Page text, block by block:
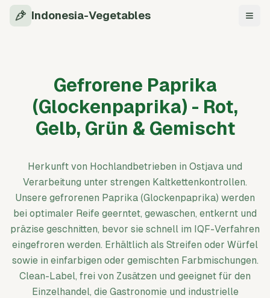
Indonesia-Vegetables
Gefrorene Paprika
(Glockenpaprika) - Rot,
Gelb, Grün & Gemischt
Herkunft von Hochlandbetrieben in Ostjava und
Verarbeitung unter strengen Kaltkettenkontrollen.
Unsere gefrorenen Paprika (Glockenpaprika) werden
bei optimaler Reife geerntet, gewaschen, entkernt und
präzise geschnitten, bevor sie schnell im IQF-Verfahren
eingefroren werden. Erhältlich als Streifen oder Würfel
sowie in einfarbigen oder gemischten Farbmischungen.
Clean-Label, frei von Zusätzen und geeignet für den
Einzelhandel, die Gastronomie und industrielle